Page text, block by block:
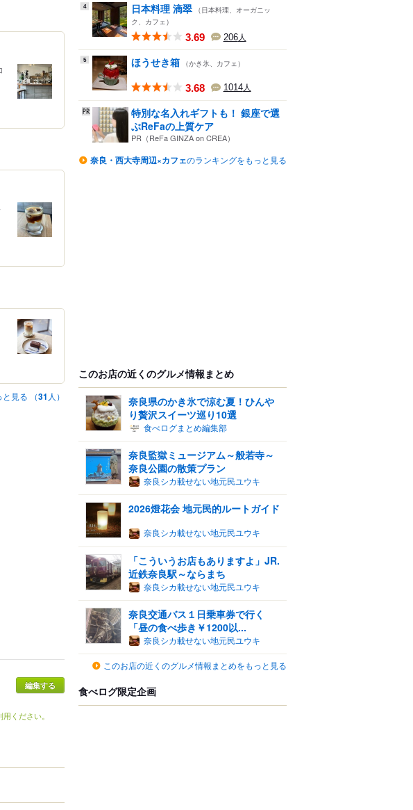
と見る （31 人）
ください。
4 日本料理 滴翠 （日本料理、オーガニッ
ク、カフェ）
3.69 206人
5 ほうせき箱 （かき氷、カフェ）
3.68 1014人
特別な名入れギフトも！ 銀座で選
ぶReFaの上質ケア
PR（ReFa GINZA on CREA）
奈良・西大寺周辺×カフェのランキングをもっと見る
このお店の近くのグルメ情報まとめ
奈良県のかき氷で涼む夏！ひんや
り贅沢スイーツ巡り10選
食べログまとめ編集部
奈良監獄ミュージアム～般若寺～
奈良公園の散策プラン
奈良シカ載せない地元民ユウキ
2026燈花会 地元民的ルートガイド
奈良シカ載せない地元民ユウキ
「こういうお店もありますよ」JR.
近鉄奈良駅～ならまち
奈良シカ載せない地元民ユウキ
奈良交通バス１日乗車券で行く
「昼の食べ歩き￥1200以...
奈良シカ載せない地元民ユウキ
このお店の近くのグルメ情報まとめをもっと見る
食べログ限定企画